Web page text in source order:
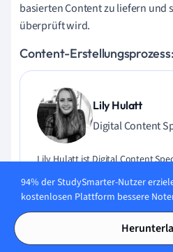
basierten Content zu liefern und
überprüft wird.
Content-Erstellungsprozess:
Lily Hulatt
Digital Content
Lily Hulatt ist Digital Content
Jahren Erfahrung in Content-
Design. Sie hat 2022 ihren
Fachbereich Englische Studien
verschiedenen
94% der StudySmarter-Nutzer
kostenlosen Plattform bessere